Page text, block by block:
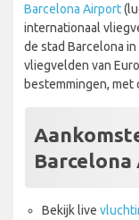
Barcelona Airport
internationaal
de stad Barcelona
vliegvelden van
bestemmingen,
Bekijk live